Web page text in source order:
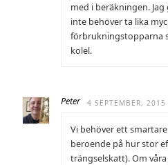
med i beräkningen.
inte behöver ta lika
förbrukningstopparna
kolel.
Peter 4 SEPTEMBER,
Vi behöver ett
beroende på hur stor
trängselskatt). Om